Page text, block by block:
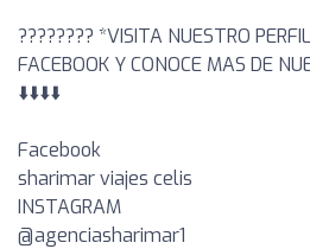
???????? *VISITA NUESTRO
FACEBOOK Y CONOCE MAS DE
⬇️⬇️⬇️⬇️
Facebook
sharimar viajes celis
INSTAGRAM
@agenciasharimar1